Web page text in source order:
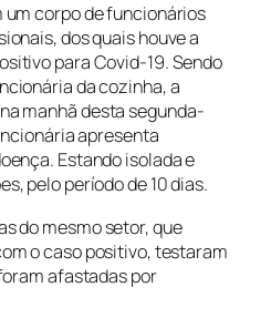
corpo de funcionários
dos quais houve a
para Covid-19. Sendo
da cozinha, a
manhã desta segunda-
apresenta
Estando isolada e
pelo período de 10 dias.
do mesmo setor, que
o caso positivo, testaram
afastadas por